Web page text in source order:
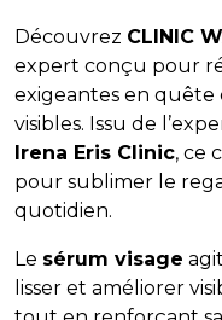
Découvrez CLINIC
expert conçu pour
exigeantes en quête
visibles. Issu de
Irena Eris Clinic, ce
pour sublimer le
quotidien.
Le sérum visage
lisser et améliorer